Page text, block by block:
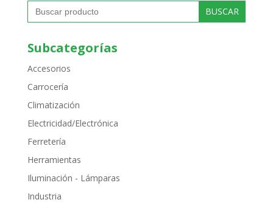
Buscar:
Subcategorías
Accesorios
Carrocería
Climatización
Electricidad/Electrónica
Ferretería
Herramientas
Iluminación - Lámparas
Industria